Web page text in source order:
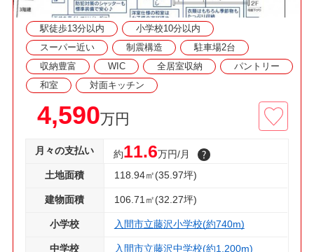
駅徒歩13分以内
小学校10分以内
スーパー近い
制震構造
駐車場2台
収納豊富
WIC 全居室収納
パントリー
和室
対面キッチン
4,590万円
月々の支払い 約11.6万円/月
土地面積 118.94㎡(35.97坪)
建物面積 106.71㎡(32.27坪)
小学校 入間市立藤沢小学校(約740m)
中学校 入間市立藤沢中学校(約1,200m)